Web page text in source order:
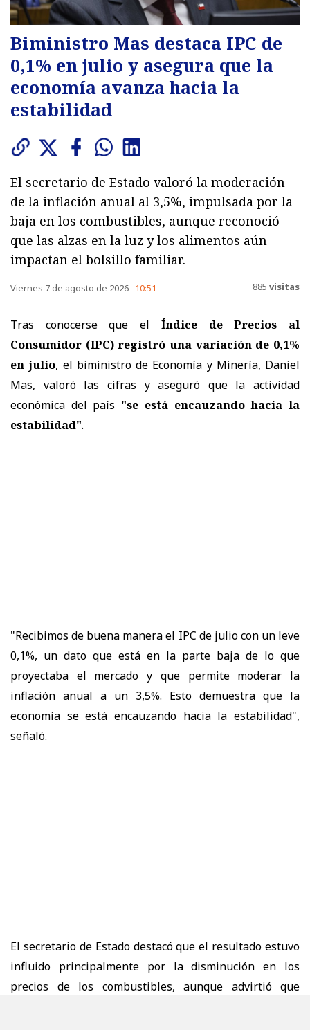
Biministro Mas destaca IPC de
0,1% en julio y asegura que la
economía avanza hacia la
estabilidad
El secretario de Estado valoró la moderación
de la inflación anual al 3,5%, impulsada por la
baja en los combustibles, aunque reconoció
que las alzas en la luz y los alimentos aún
impactan el bolsillo familiar.
Viernes 7 de agosto de 2026 10:51 885 visitas
Tras conocerse que el Índice de Precios al
Consumidor (IPC) registró una variación de 0,1%
en julio, el biministro de Economía y Minería, Daniel
Mas, valoró las cifras y aseguró que la actividad
económica del país "se está encauzando hacia la
estabilidad".
"Recibimos de buena manera el IPC de julio con un leve
0,1%, un dato que está en la parte baja de lo que
proyectaba el mercado y que permite moderar la
inflación anual a un 3,5%. Esto demuestra que la
economía se está encauzando hacia la estabilidad",
señaló.
El secretario de Estado destacó que el resultado estuvo
influido principalmente por la disminución en los
precios de los combustibles, aunque advirtió que